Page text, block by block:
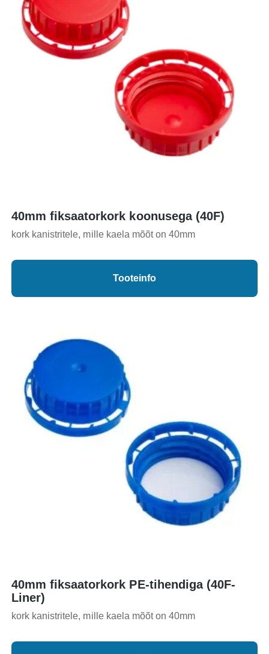
40mm fiksaatorkork koonusega (40F)
kork kanistritele, mille kaela mõõt on 40mm
Tooteinfo
40mm fiksaatorkork PE-tihendiga (40F-
Liner)
kork kanistritele, mille kaela mõõt on 40mm